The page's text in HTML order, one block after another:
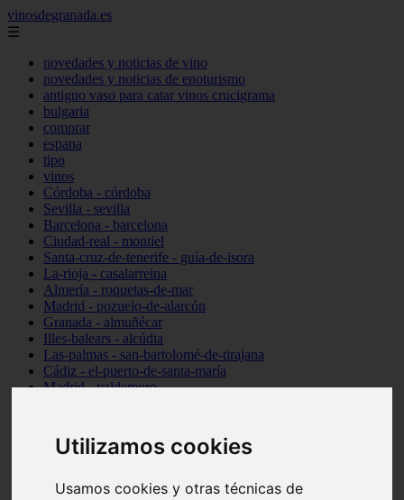
Utilizamos cookies
Usamos cookies y otras técnicas de
vinosdegranada.es
☰
novedades y noticias de vino
novedades y noticias de enoturismo
antiguo vaso para catar vinos crucigrama
bulgaria
comprar
espana
tipo
vinos
Córdoba - córdoba
Sevilla - sevilla
Barcelona - barcelona
Ciudad-real - montiel
Santa-cruz-de-tenerife - guía-de-isora
La-rioja - casalarreina
Almería - roquetas-de-mar
Madrid - pozuelo-de-alarcón
Granada - almuñécar
Illes-balears - alcúdia
Las-palmas - san-bartolomé-de-tirajana
Cádiz - el-puerto-de-santa-maría
Madrid - valdemoro
Cantabria - suances
Sevilla - bormujos
Málaga - júzcar